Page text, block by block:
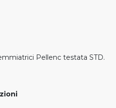
Pellenc testata STD.